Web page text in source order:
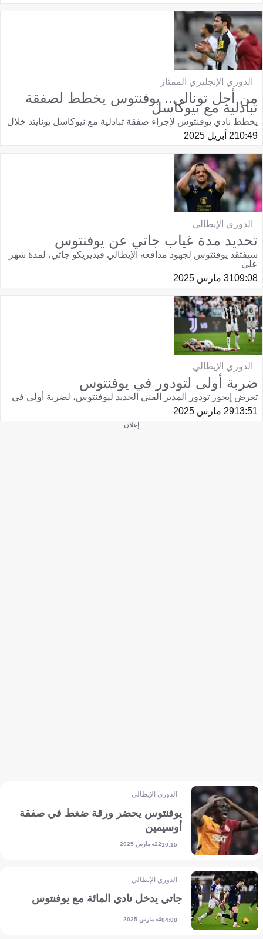
الدوري الإنجليزي الممتاز
من أجل تونالي.. يوفنتوس يخطط لصفقة
تبادلية مع نيوكاسل
يخطط نادي يوفنتوس لإجراء صفقة تبادلية مع نيوكاسل يونايتد خلال
10:492 أبريل 2025
الدوري الإيطالي
تحديد مدة غياب جاتي عن يوفنتوس
سيفتقد يوفنتوس لجهود مدافعه الإيطالي فيديريكو جاتي، لمدة شهر
على
09:0831 مارس 2025
الدوري الإيطالي
ضربة أولى لتودور في يوفنتوس
تعرض إيجور تودور المدير الفني الجديد ليوفنتوس، لضربة أولى في
13:5129 مارس 2025
إعلان
الدوري الإيطالي
يوفنتوس يحضر ورقة ضغط في صفقة
أوسيمين
10:1522 مارس 2025
الدوري الإيطالي
جاتي يدخل نادي المائة مع يوفنتوس
04:084 مارس 2025